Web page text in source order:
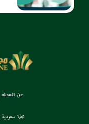
عن المجلة
مجلة